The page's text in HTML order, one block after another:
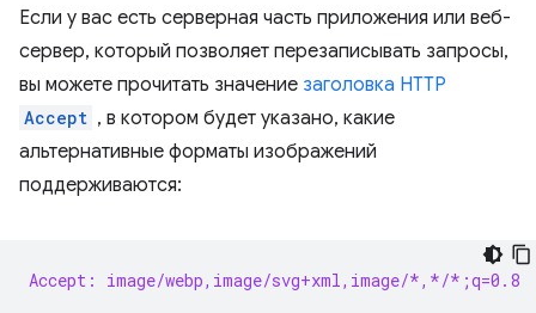
Если у вас есть серверная часть приложения или веб-
сервер, который позволяет перезаписывать запросы,
вы можете прочитать значение заголовка HTTP
Accept , в котором будет указано, какие
альтернативные форматы изображений
поддерживаются:
Accept: image/webp,image/svg+xml,image/*,*/*;q=0.8